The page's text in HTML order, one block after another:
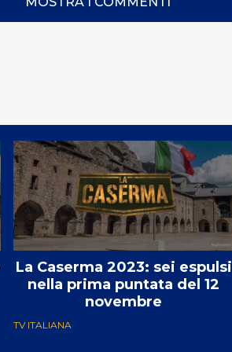
La Caserma 2023: sei espulsi
nella prima puntata del 12
novembre
TV ITALIANA